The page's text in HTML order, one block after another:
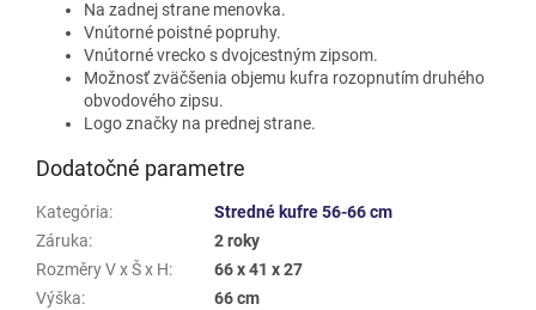
Na zadnej strane menovka.
Vnútorné poistné popruhy.
Vnútorné vrecko s dvojcestným zipsom.
Možnosť zväčšenia objemu kufra rozopnutím druhého
obvodového zipsu.
Logo značky na prednej strane.
Dodatočné parametre
Kategória:
Stredné kufre 56-66 cm
Záruka:
2 roky
Rozměry V x Š x H:
66 x 41 x 27
Výška:
66 cm